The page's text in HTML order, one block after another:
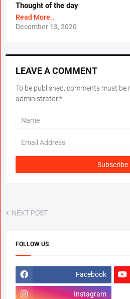
Thought of the day
Read More..
December 13, 2020
LEAVE A COMMENT
To be published, comments must be
administrator.*
NEXT POST
FOLLOW US
Facebook
Instagram